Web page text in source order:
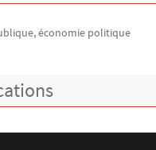
économie politique